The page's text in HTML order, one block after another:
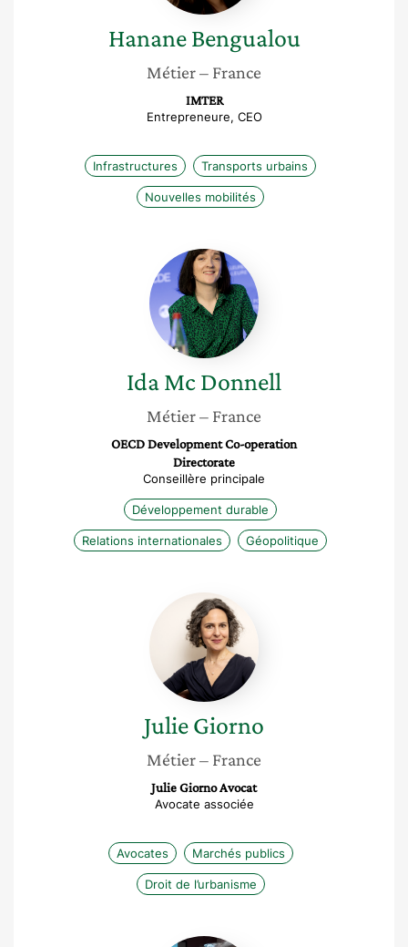
Hanane Bengualou
Métier– France
IMTER
Entrepreneure, CEO
Infrastructures Transports urbains
Nouvelles mobilités
Ida
Mc
Donnell
IdaMc Donnell
Métier– France
OECD Development Co-operation
Directorate
Conseillère principale
Développement durable
Relations internationales Géopolitique
Julie
Giorno
JulieGiorno
Métier– France
Julie Giorno Avocat
Avocate associée
Avocates Marchés publics
Droit de l’urbanisme